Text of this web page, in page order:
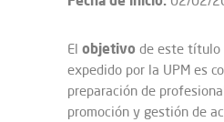
El objetivo de este título
expedido por la UPM es
preparación de
promoción y gestión de